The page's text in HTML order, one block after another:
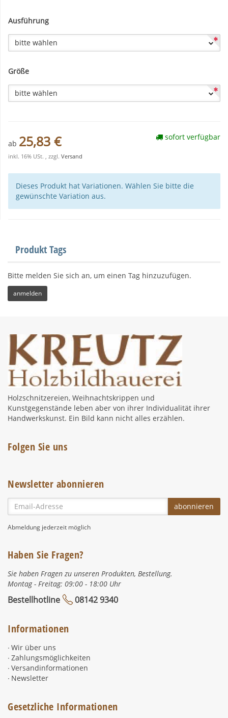
Ausführung
bitte wählen
Größe
bitte wählen
ab 25,83 €
inkl. 16% USt. , zzgl. Versand
sofort verfügbar
Dieses Produkt hat Variationen. Wählen Sie bitte die
gewünschte Variation aus.
Produkt Tags
Bitte melden Sie sich an, um einen Tag hinzuzufügen.
Holzschnitzereien, Weihnachtskrippen und
Kunstgegenstände leben aber von ihrer Individualität ihrer
Handwerkskunst. Ein Bild kann nicht alles erzählen.
Folgen Sie uns
Newsletter abonnieren
Email-
Adresse
abonnieren
Abmeldung jederzeit möglich
Haben Sie Fragen?
Sie haben Fragen zu unseren Produkten, Bestellung.
Montag - Freitag: 09:00 - 18:00 Uhr
Bestellhotline 08142 9340
Informationen
Wir über uns
Zahlungsmöglichkeiten
Versandinformationen
Newsletter
Gesetzliche Informationen